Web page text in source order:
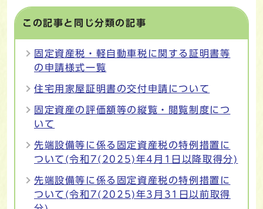
この記事と同じ分類の記事
固定資産税・軽自動車税に関する証明書等
の申請様式一覧
住宅用家屋証明書の交付申請について
固定資産の評価額等の縦覧・閲覧制度につ
いて
先端設備等に係る固定資産税の特例措置に
ついて(令和7(2025)年4月1日以降取得分)
先端設備等に係る固定資産税の特例措置に
ついて(令和7(2025)年3月31日以前取得